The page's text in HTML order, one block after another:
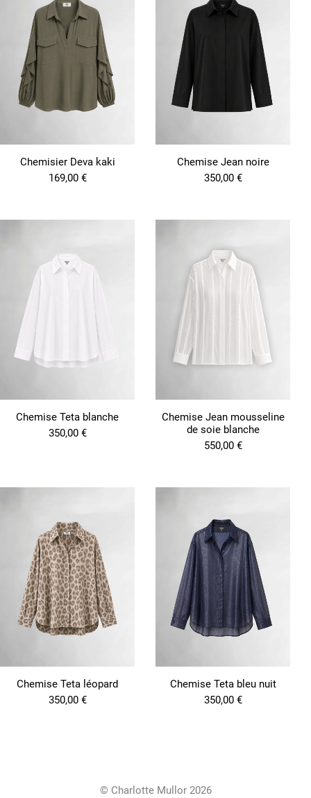
Chemisier Deva kaki
169,00 €
Chemise Jean noire
350,00 €
Chemise Teta blanche
350,00 €
Chemise Jean mousseline
de soie blanche
550,00 €
Chemise Teta léopard
350,00 €
Chemise Teta bleu nuit
350,00 €
© Charlotte Mullor 2026